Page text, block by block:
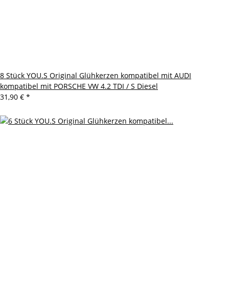
8 Stück YOU.S Original Glühkerzen kompatibel mit AUDI
kompatibel mit PORSCHE VW 4.2 TDI / S Diesel
31,90 € *